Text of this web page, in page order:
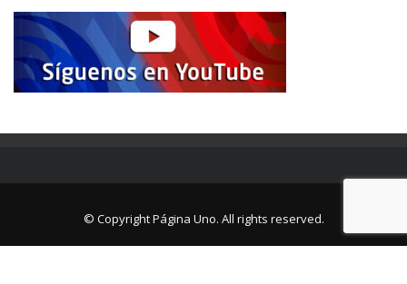
© Copyright Página Uno. All rights reserved.